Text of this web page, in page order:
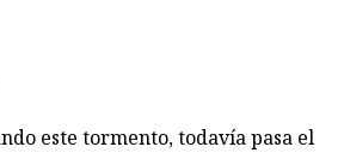
este tormento, todavía pasa el